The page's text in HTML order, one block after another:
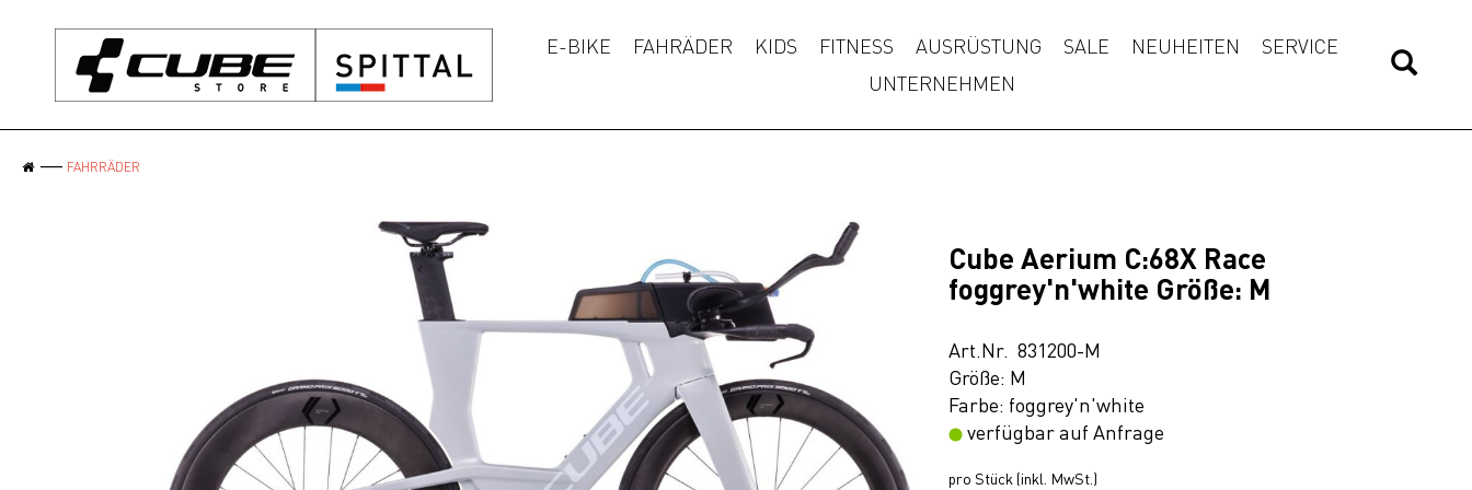
E-BIKE FAHRÄDER KIDS FITNESS AUSRÜSTUNG SALE NEUHEITEN
SERVICE
UNTERNEHMEN
FAHRRÄDER
Cube Aerium C:68X Race
foggrey'n'white Größe: M
Art.Nr. 831200-M
Größe: M
Farbe: foggrey'n'white
verfügbar auf Anfrage
pro Stück (inkl. MwSt.)